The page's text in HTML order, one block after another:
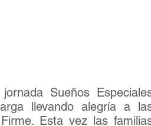
Sueños
llevando alegría a
Esta vez las